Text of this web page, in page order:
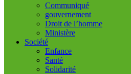
Communiqué
gouvernement
Droit de l’homme
Ministère
Société
Enfance
Santé
Solidarité